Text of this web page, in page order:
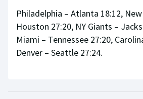
Philadelphia – Atlanta 18:12,
Houston 27:20, NY Giants –
Miami – Tennessee 27:20,
Denver – Seattle 27:24.